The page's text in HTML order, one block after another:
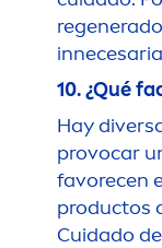
10. ¿Qué
Hay
provocar
favorecen
productos
Cuidado